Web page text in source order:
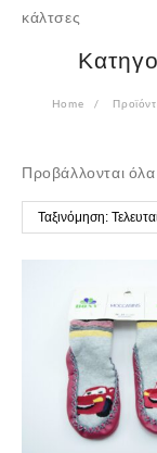
κάλτσες
Home
Προβάλλονται